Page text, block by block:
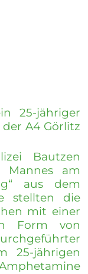
25-jähriger
A4 Görlitz
Bautzen
Mannes am
aus dem
stellten die
mit einer
Form von
25-jährigen